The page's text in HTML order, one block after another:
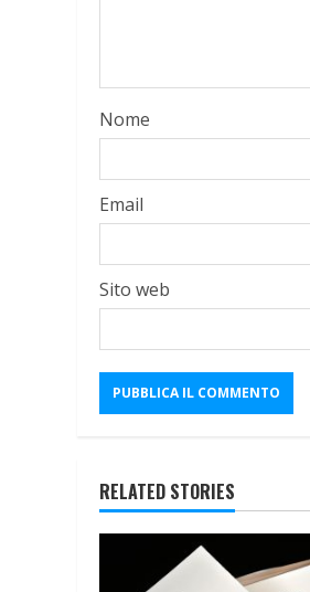
Nome
Email
Sito web
RELATED STORIES